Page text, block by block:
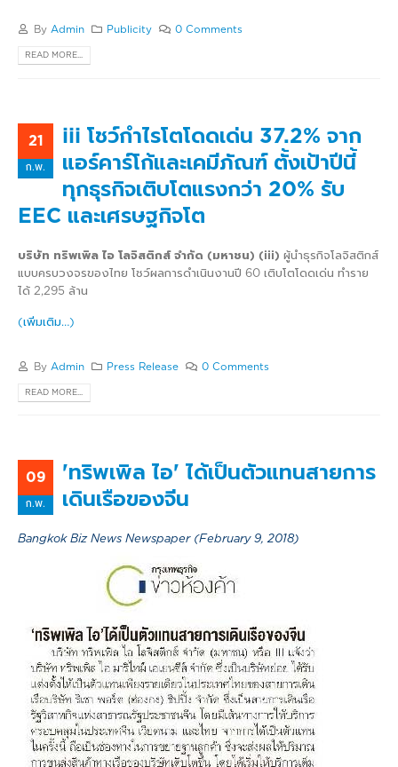
By Admin Publicity 0 Comments
READ MORE...
21
ก.พ.
iii โชว์กำไรโตโดดเด่น 37.2% จาก
แอร์คาร์โก้และเคมีภัณฑ์ ตั้งเป้าปีนี้
ทุกธุรกิจเติบโตแรงกว่า 20% รับ
EEC และเศรษฐกิจโต
บริษัท ทริพเพิล ไอ โลจิสติกส์ จำกัด (มหาชน) (iii) ผู้นำธุรกิจโลจิสติกส์
แบบครบวงจรของไทย โชว์ผลการดำเนินงานปี 60 เติบโตโดดเด่น ทำราย
ได้ 2,295 ล้าน
(เพิ่มเติม…)
By Admin Press Release 0 Comments
READ MORE...
09
ก.พ.
'ทริพเพิล ไอ' ได้เป็นตัวแทนสายการ
เดินเรือของจีน
Bangkok Biz News Newspaper (February 9, 2018)